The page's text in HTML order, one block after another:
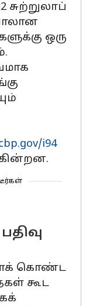
சுற்றுலாப்
ஒரு
i94
கொண்ட
கூட